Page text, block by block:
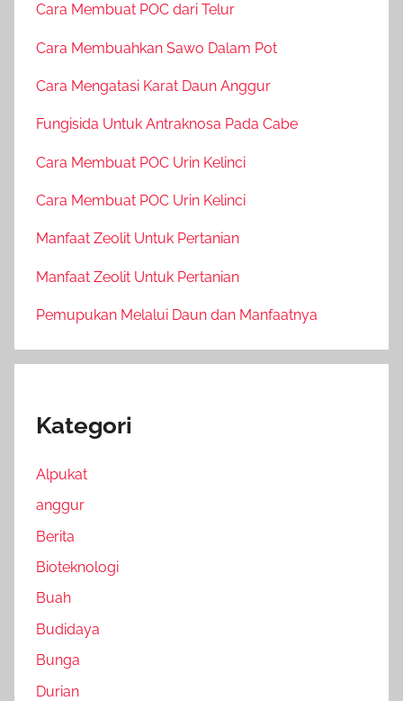
Cara Membuat POC dari Telur
Cara Membuahkan Sawo Dalam Pot
Cara Mengatasi Karat Daun Anggur
Fungisida Untuk Antraknosa Pada Cabe
Cara Membuat POC Urin Kelinci
Cara Membuat POC Urin Kelinci
Manfaat Zeolit Untuk Pertanian
Manfaat Zeolit Untuk Pertanian
Pemupukan Melalui Daun dan Manfaatnya
Kategori
Alpukat
anggur
Berita
Bioteknologi
Buah
Budidaya
Bunga
Durian